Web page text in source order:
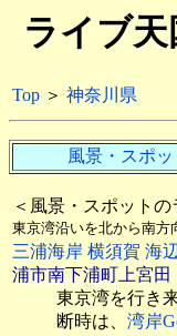
ライブ
Top ＞ 神奈川県
風景・スポッ
＜風景・スポットの
東京湾沿いを北から南方
三浦海岸 横須賀 海
浦市南下浦町上宮田
東京湾を行き
断時は、 湾岸